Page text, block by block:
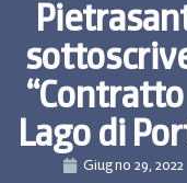
Lago di
Giugno 29, 2022